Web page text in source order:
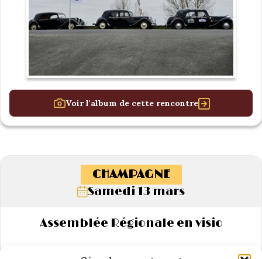
Voir l'album de cette rencontre
CHAMPAGNE
Samedi 13 mars
Assemblée Régionale en visio